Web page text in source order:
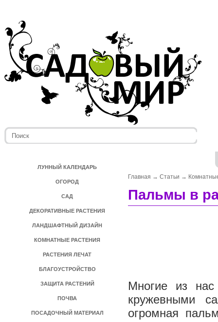
ЛУННЫЙ КАЛЕНДАРЬ
ОГОРОД
САД
ДЕКОРАТИВНЫЕ РАСТЕНИЯ
ЛАНДШАФТНЫЙ ДИЗАЙН
КОМНАТНЫЕ РАСТЕНИЯ
РАСТЕНИЯ ЛЕЧАТ
БЛАГОУСТРОЙСТВО
ЗАЩИТА РАСТЕНИЙ
ПОЧВА
ПОСАДОЧНЫЙ МАТЕРИАЛ
Главная → Статьи →
Пальмы в
Многие из нас
кружевными
огромная